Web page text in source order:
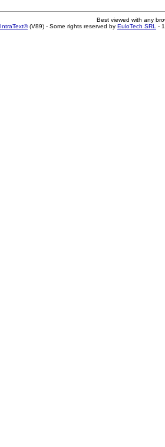
Best viewed with any
IntraText®(V89) - Some rights reserved by EuloTech SRL -